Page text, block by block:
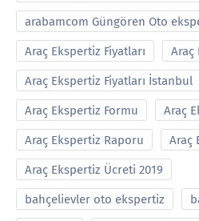
arabamcom Güngören Oto
Araç Ekspertiz Fiyatları Araç
Araç Ekspertiz Fiyatları İstanbul
Araç Ekspertiz Formu Araç
Araç Ekspertiz Raporu Araç
Araç Ekspertiz Ücreti 2019
bahçelievler oto ekspertiz